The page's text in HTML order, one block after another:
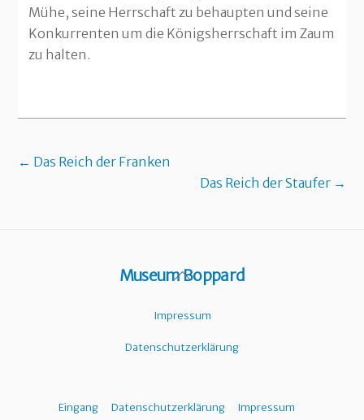
Mühe, seine Herrschaft zu behaupten und seine
Konkurrenten um die Königsherrschaft im Zaum
zu halten.
← Das Reich der Franken
Das Reich der Staufer →
Back
Top
Museum Boppard
Impressum
Datenschutzerklärung
Eingang Datenschutzerklärung Impressum